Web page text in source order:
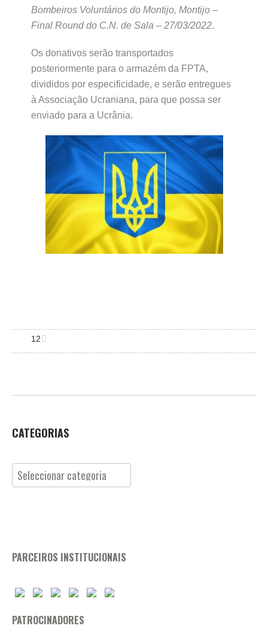
Bombeiros Voluntários do Montijo, Montijo –
Final Round do C.N. de Sala – 27/03/2022.
Os donativos serão transportados
posteriormente para o armazém da FPTA,
divididos por especificidade, e serão entregues
à Associação Ucraniana, para que possa ser
enviado para a Ucrânia.
12
CATEGORIAS
Categorias
PARCEIROS INSTITUCIONAIS
PATROCINADORES
© 2022 ◦ FEDERAÇÂO PORTUGUESA DE TIRO COM ARCO ◦